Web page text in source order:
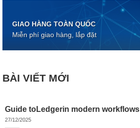
GIAO HÀNG TOÀN QUỐC
Miễn phí giao hàng, lắp đặt
BÀI VIẾT MỚI
Guide toLedgerin modern workflows
27/12/2025